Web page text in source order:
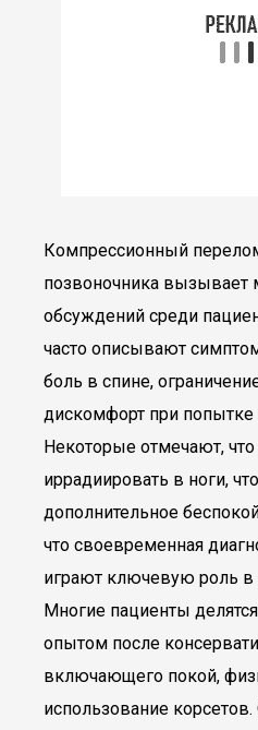
Компрессионный
позвоночника вызывает
обсуждений среди
часто описывают
боль в спине,
дискомфорт при попытке
Некоторые отмечают,
иррадиировать в ноги,
дополнительное
что своевременная
играют ключевую роль в
Многие пациенты
опытом после
включающего покой,
использование